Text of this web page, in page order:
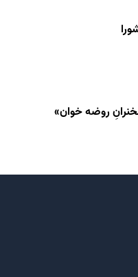
روضه خوان»